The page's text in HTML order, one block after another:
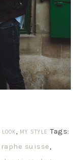
LOOK, MY STYLE Tags:
suisse,